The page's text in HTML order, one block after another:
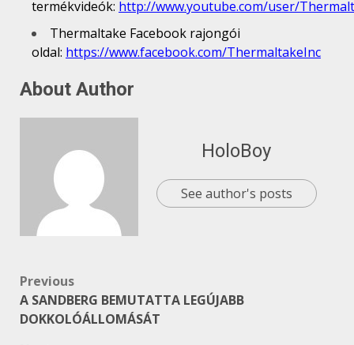
termékvideók: http://www.youtube.com/user/
Thermaltake Facebook rajongói
oldal: https://www.facebook.com/ThermaltakeInc
About Author
HoloBoy
See author's posts
Post
navigation
Previous
A SANDBERG BEMUTATTA LEGÚJABB
DOKKOLÓÁLLOMÁSÁT